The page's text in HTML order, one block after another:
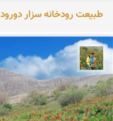
طبیعت رودخانه سزار دورود
اسفندیار خدایی